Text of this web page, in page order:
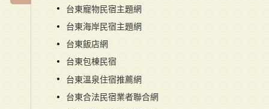
台東寵物民宿主題網
台東海岸民宿主題網
台東飯店網
台東包棟民宿
台東溫泉住宿推薦網
台東合法民宿業者聯合網